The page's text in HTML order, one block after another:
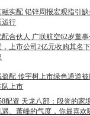
融实配 铅锌周报宏观指引
运行
配合伙人 广联航空62岁董
，上市公司2亿元收购其名
盈配 传宇树上市绿色通道
队上市
配资 天龙八部：段誉的家
遇、萧峰的气度，你最喜欢